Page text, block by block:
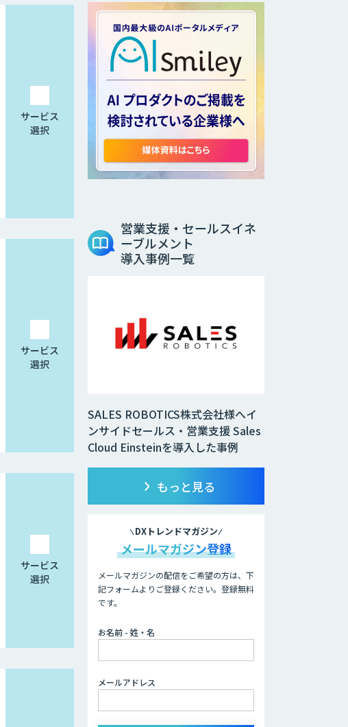
サービス
選択
サービス
選択
サービス
選択
営業支援・セールスイネ
ーブルメント
導入事例一覧
SALES ROBOTICS株式会社様へイ
ンサイドセールス・営業支援 Sales
Cloud Einsteinを導入した事例
もっと見る
DXトレンドマガジン
メールマガジン登録
メールマガジンの配信をご希望の方は、下
記フォームよりご登録ください。登録無料
です。
お名前 - 姓・名
メールアドレス